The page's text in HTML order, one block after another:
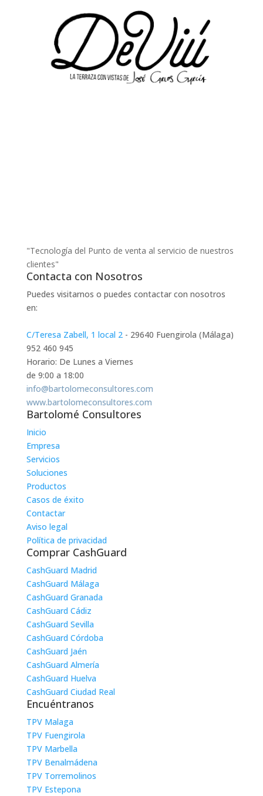
"Tecnología del Punto de venta al servicio de nuestros
clientes"
Contacta con Nosotros
Puedes visitarnos o puedes contactar con nosotros
en:
C/Teresa Zabell, 1 local 2- 29640 Fuengirola (Málaga)
952 460 945
Horario: De Lunes a Viernes
de 9:00 a 18:00
info@bartolomeconsultores.com
www.bartolomeconsultores.com
Bartolomé Consultores
Inicio
Empresa
Servicios
Soluciones
Productos
Casos de éxito
Contactar
Aviso legal
Política de privacidad
Comprar CashGuard
CashGuard Madrid
CashGuard Málaga
CashGuard Granada
CashGuard Cádiz
CashGuard Sevilla
CashGuard Córdoba
CashGuard Jaén
CashGuard Almería
CashGuard Huelva
CashGuard Ciudad Real
Encuéntranos
TPV Malaga
TPV Fuengirola
TPV Marbella
TPV Benalmádena
TPV Torremolinos
TPV Estepona